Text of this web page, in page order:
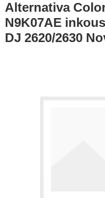
Alternativa
N9K07AE
DJ 2620/2630